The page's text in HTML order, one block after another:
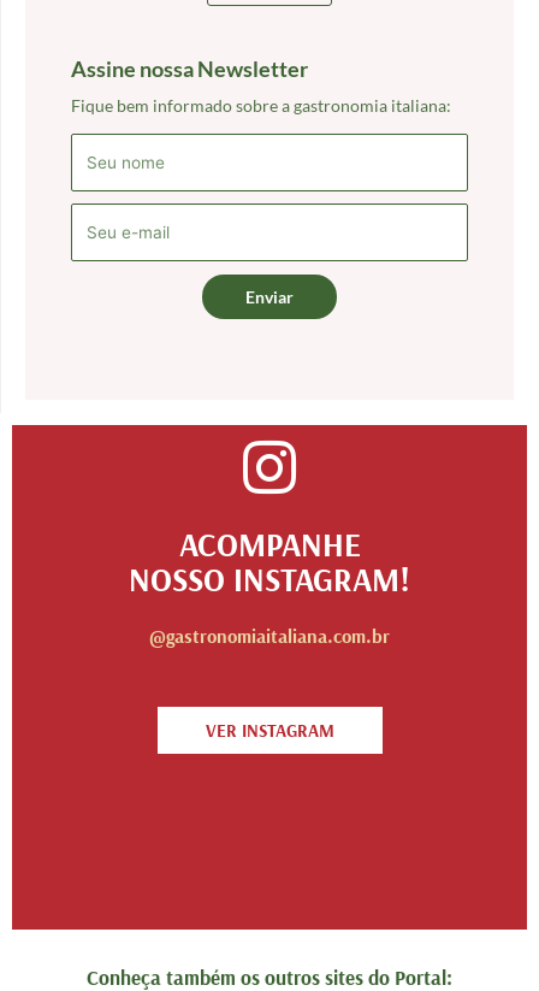
Assine nossa Newsletter
Fique bem informado sobre a gastronomia italiana:
Enviar
ACOMPANHE
NOSSO INSTAGRAM!
@gastronomiaitaliana.com.br
VER INSTAGRAM
Conheça também os outros sites do Portal: